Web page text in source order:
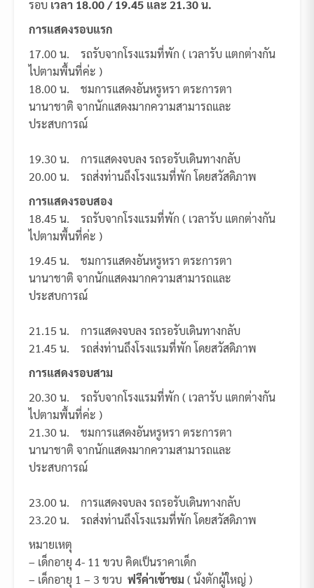
รอบ เวลา 18.00 / 19.45 และ 21.30 น.
การแสดงรอบแรก
17.00 น. รถรับจากโรงแรมที่พัก ( เวลารับ แตกต่างกัน
ไปตามพื้นที่ค่ะ )
18.00 น. ชมการแสดงอันหรูหรา ตระการตา
นานาชาติ จากนักแสดงมากความสามารถและ
ประสบการณ์
19.30 น. การแสดงจบลง รถรอรับเดินทางกลับ
20.00 น. รถส่งท่านถึงโรงแรมที่พัก โดยสวัสดิภาพ
การแสดงรอบสอง
18.45 น. รถรับจากโรงแรมที่พัก ( เวลารับ แตกต่างกัน
ไปตามพื้นที่ค่ะ )
19.45 น. ชมการแสดงอันหรูหรา ตระการตา
นานาชาติ จากนักแสดงมากความสามารถและ
ประสบการณ์
21.15 น. การแสดงจบลง รถรอรับเดินทางกลับ
21.45 น. รถส่งท่านถึงโรงแรมที่พัก โดยสวัสดิภาพ
การแสดงรอบสาม
20.30 น. รถรับจากโรงแรมที่พัก ( เวลารับ แตกต่างกัน
ไปตามพื้นที่ค่ะ )
21.30 น. ชมการแสดงอันหรูหรา ตระการตา
นานาชาติ จากนักแสดงมากความสามารถและ
ประสบการณ์
23.00 น. การแสดงจบลง รถรอรับเดินทางกลับ
23.20 น. รถส่งท่านถึงโรงแรมที่พัก โดยสวัสดิภาพ
หมายเหตุ
– เด็กอายุ 4- 11 ขวบ คิดเป็นราคาเด็ก
– เด็กอายุ 1 – 3 ขวบ ฟรีค่าเข้าชม ( นั่งตักผู้ใหญ่ )